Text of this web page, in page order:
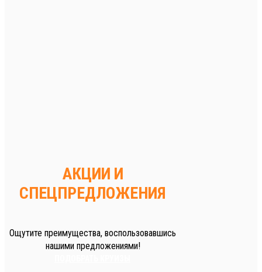
АКЦИИ И
СПЕЦПРЕДЛОЖЕНИЯ
Ощутите преимущества, воспользовавшись
нашими предложениями!